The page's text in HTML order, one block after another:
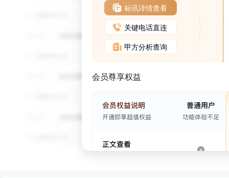
标讯详情查看
关键电话直连
甲方分析查询
会员尊享权益